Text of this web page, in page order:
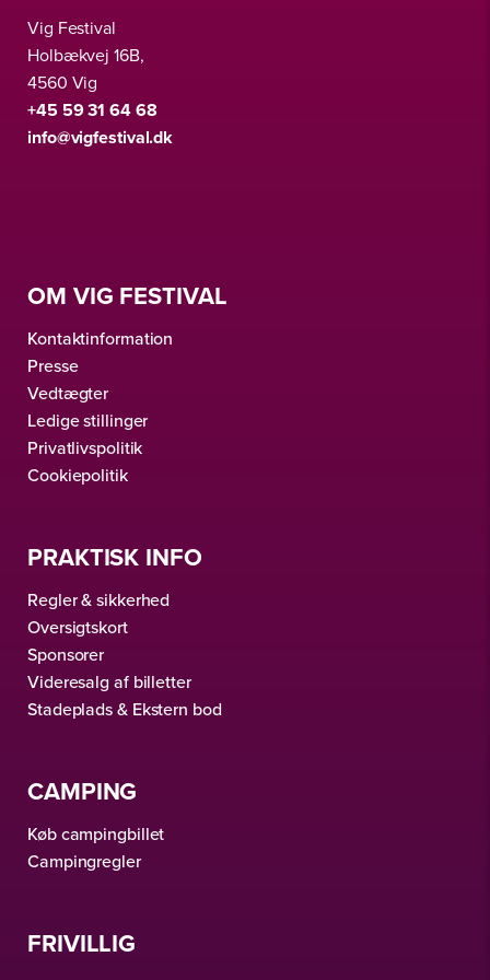
Vig Festival
Holbækvej 16B,
4560 Vig
+45 59 31 64 68
info@vigfestival.dk
OM VIG FESTIVAL
Kontaktinformation
Presse
Vedtægter
Ledige stillinger
Privatlivspolitik
Cookiepolitik
PRAKTISK INFO
Regler & sikkerhed
Oversigtskort
Sponsorer
Videresalg af billetter
Stadeplads & Ekstern bod
CAMPING
Køb campingbillet
Campingregler
FRIVILLIG